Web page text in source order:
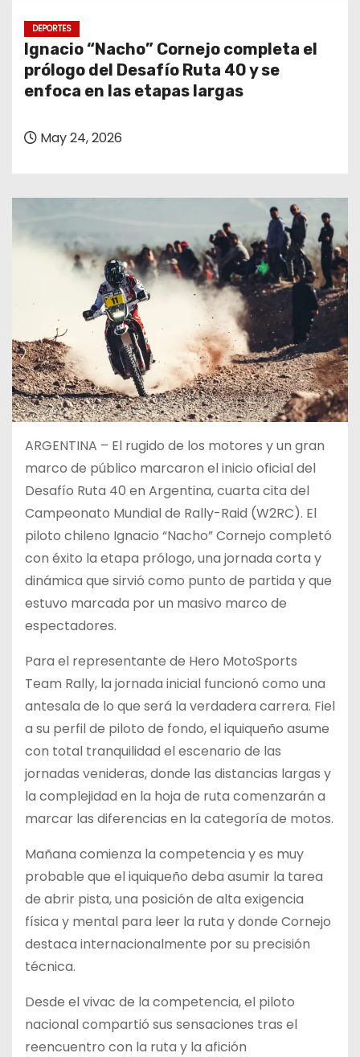
DEPORTES
Ignacio “Nacho” Cornejo completa el
prólogo del Desafío Ruta 40 y se
enfoca en las etapas largas
May 24, 2026
ARGENTINA – El rugido de los motores y un gran
marco de público marcaron el inicio oficial del
Desafío Ruta 40 en Argentina, cuarta cita del
Campeonato Mundial de Rally-Raid (W2RC). El
piloto chileno Ignacio “Nacho” Cornejo completó
con éxito la etapa prólogo, una jornada corta y
dinámica que sirvió como punto de partida y que
estuvo marcada por un masivo marco de
espectadores.
Para el representante de Hero MotoSports
Team Rally, la jornada inicial funcionó como una
antesala de lo que será la verdadera carrera. Fiel
a su perfil de piloto de fondo, el iquiqueño asume
con total tranquilidad el escenario de las
jornadas venideras, donde las distancias largas y
la complejidad en la hoja de ruta comenzarán a
marcar las diferencias en la categoría de motos.
Mañana comienza la competencia y es muy
probable que el iquiqueño deba asumir la tarea
de abrir pista, una posición de alta exigencia
física y mental para leer la ruta y donde Cornejo
destaca internacionalmente por su precisión
técnica.
Desde el vivac de la competencia, el piloto
nacional compartió sus sensaciones tras el
reencuentro con la ruta y la afición